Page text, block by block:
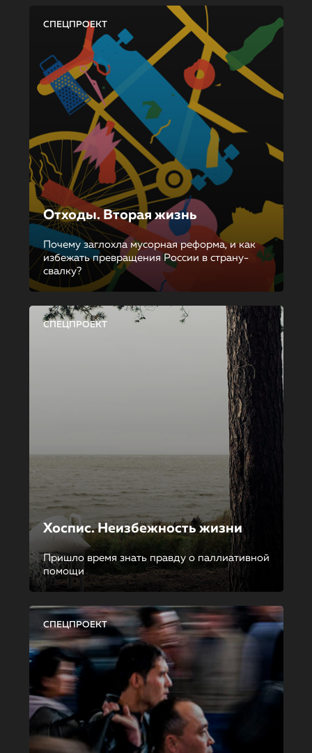
СПЕЦПРОЕКТ
Отходы. Вторая жизнь
Почему заглохла мусорная реформа, и как
избежать превращения России в страну-
свалку?
СПЕЦПРОЕКТ
Хоспис. Неизбежность жизни
Пришло время знать правду о паллиативной
помощи
СПЕЦПРОЕКТ